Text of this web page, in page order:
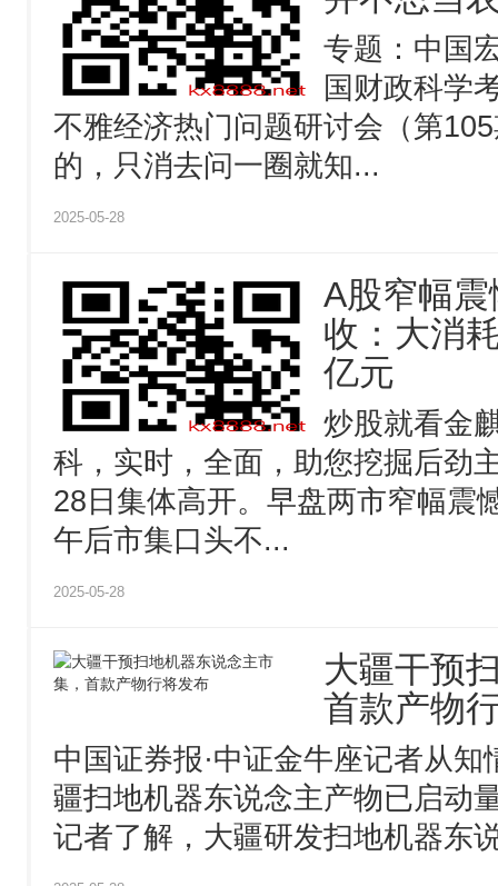
专题：中国
国财政科学
不雅经济热门问题研讨会（第
的，只消去问一圈就知...
2025-05-28
A股窄幅
收：大消
亿元
炒股就看金
科，实时，全面，助您挖掘后劲
28日集体高开。早盘两市窄幅震
午后市集口头不...
2025-05-28
大疆干预
首款产物
中国证券报·中证金牛座记者从
疆扫地机器东说念主产物已启动
记者了解，大疆研发扫地机器东